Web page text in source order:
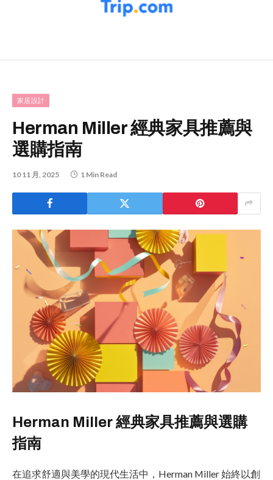
家居設計
Herman Miller 經典家具推薦與
選購指南
10 11 月, 2025 1 Min Read
Herman Miller 經典家具推薦與選購
指南
在追求舒適與美學的現代生活中，Herman Miller 始終以創